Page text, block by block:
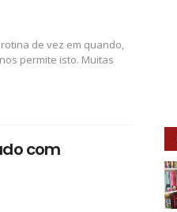
de vez em quando,
permite isto. Muitas
com